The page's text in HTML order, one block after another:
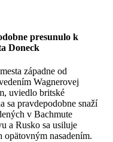
presunulo k
Doneck
západne od
Wagnerovej
uviedlo britské
sa pravdepodobne snaží
v Bachmute
a Rusko sa usiluje
nasadením.